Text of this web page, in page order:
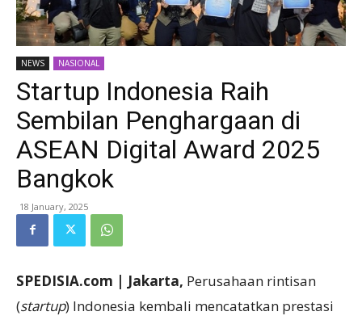
NEWS NASIONAL
Startup Indonesia Raih
Sembilan Penghargaan di
ASEAN Digital Award 2025
Bangkok
18 January, 2025
SPEDISIA.com | Jakarta, Perusahaan rintisan
(startup) Indonesia kembali mencatatkan prestasi